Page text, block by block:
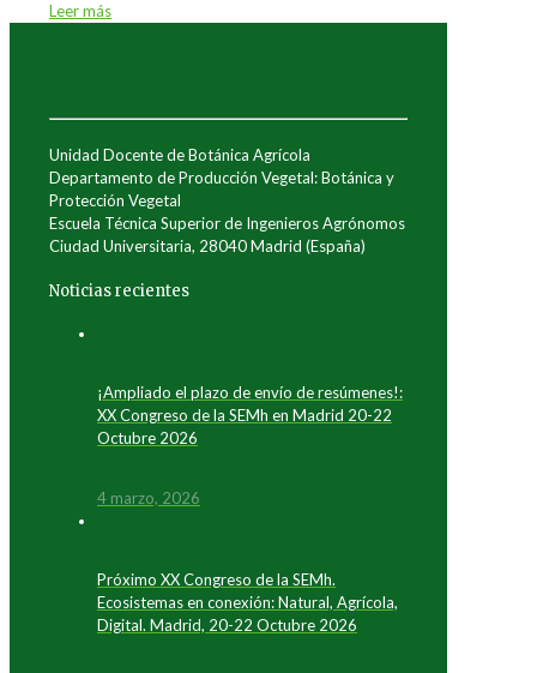
Leer más
Unidad Docente de Botánica Agrícola
Departamento de Producción Vegetal: Botánica y
Protección Vegetal
Escuela Técnica Superior de Ingenieros Agrónomos
Ciudad Universitaria, 28040 Madrid (España)
Noticias recientes
¡Ampliado el plazo de envío de resúmenes!:
XX Congreso de la SEMh en Madrid 20-22
Octubre 2026
4 marzo, 2026
Próximo XX Congreso de la SEMh.
Ecosistemas en conexión: Natural, Agrícola,
Digital. Madrid, 20-22 Octubre 2026